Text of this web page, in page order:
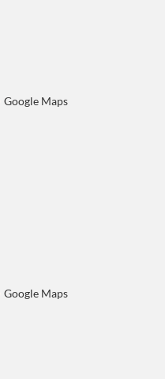
Google Maps
Google Maps